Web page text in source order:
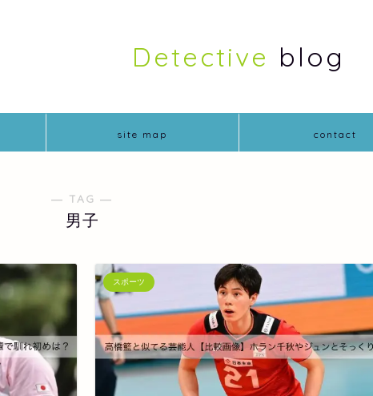
Detective blog
site map contact
― TAG ―
男子
スポーツ